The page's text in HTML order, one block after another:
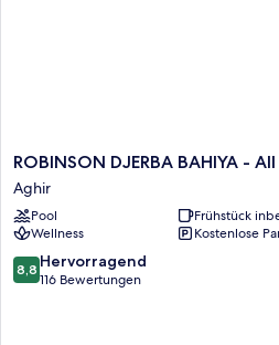
ROBINSON
DJERBA
BAHIYA
-
All
inclusive
Aghir
ROBINSON DJERBA BAHIYA -
Aghir
Pool
Frühstück
Wellness
Kostenlose
8.8
von
8,8 Hervorragend
116 Bewertungen